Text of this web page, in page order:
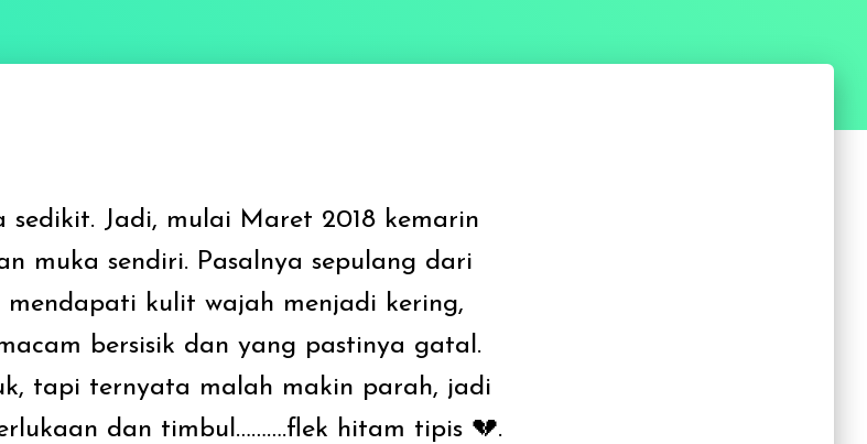
Jadi, mulai Maret 2018 kemarin
muka sendiri. Pasalnya sepulang dari
kulit wajah menjadi kering,
bersisik dan yang pastinya gatal.
tapi ternyata malah makin parah, jadi
dan timbul……….flek hitam tipis 💔.